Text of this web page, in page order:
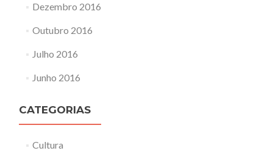
Dezembro 2016
Outubro 2016
Julho 2016
Junho 2016
CATEGORIAS
Cultura